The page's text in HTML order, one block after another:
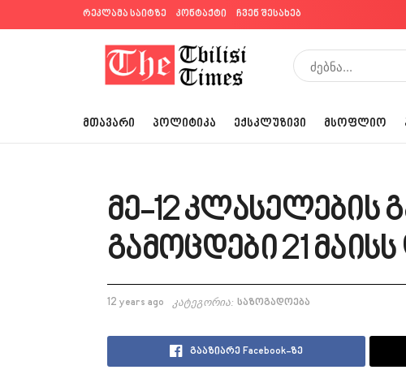
რეკლამა საიტზე კონტაქტი ჩვენ შესახებ
ᲛᲗᲐᲕᲐᲠᲘ ᲞᲝᲚᲘᲢᲘᲙᲐ ᲔᲥᲡᲙᲚᲣᲖᲘᲕᲘ ᲛᲡᲝᲤᲚᲘᲝ
მე-12 კლასელების
გამოცდები 21
12 years ago კატეგორია: საზოგადოება
გააზიარე Facebook-ზე